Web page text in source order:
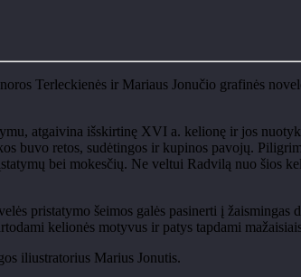
Terleckienės ir Mariaus Jonučio grafinės
atgaivina išskirtinę XVI a. kelionę ir jos
buvo retos, sudėtingos ir kupinos pavojų.
bei mokesčių. Ne veltui Radvilą nuo šios
pristatymo šeimos galės pasinerti į
kelionės motyvus ir patys tapdami
iliustratorius Marius Jonutis.